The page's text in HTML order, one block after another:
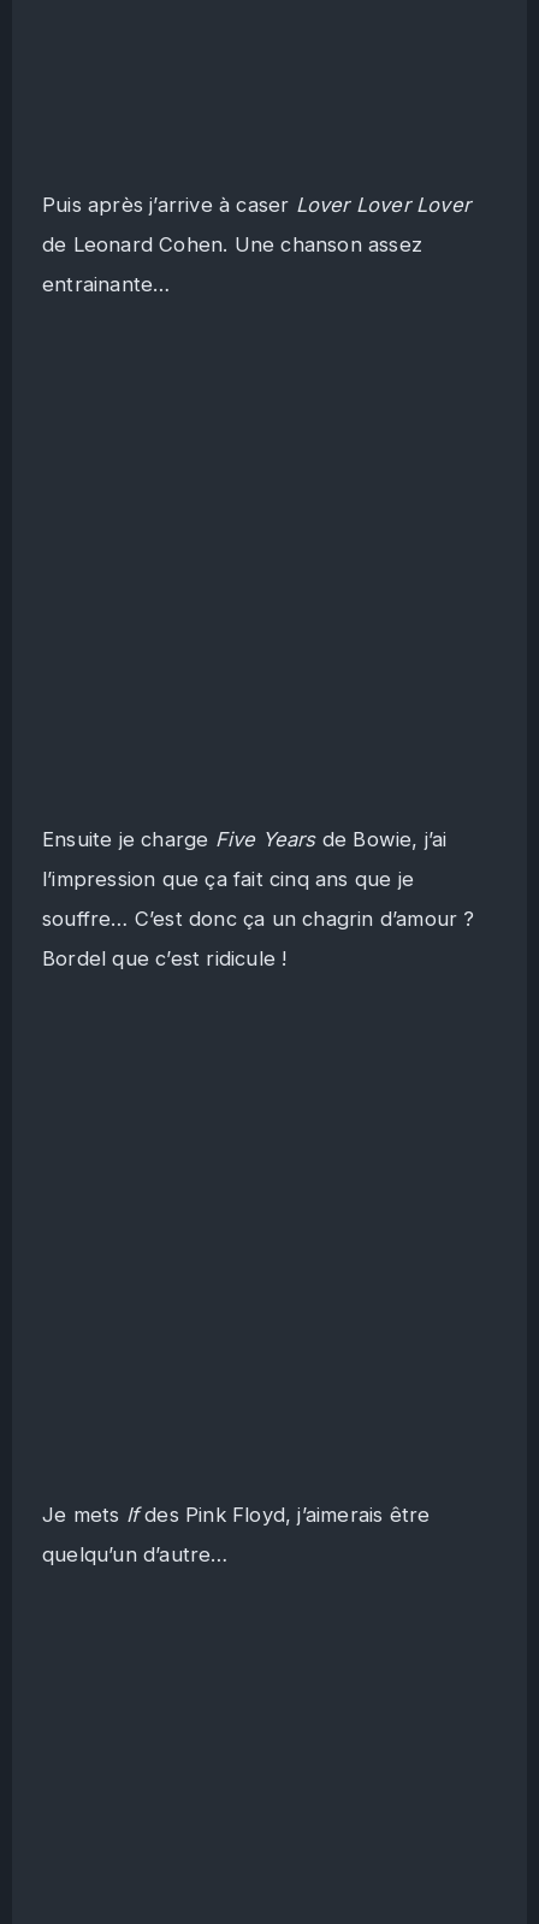
Puis après j’arrive à caser Lover Lover Lover
de Leonard Cohen. Une chanson assez
entrainante…
Ensuite je charge Five Yearsde Bowie, j’ai
l’impression que ça fait cinq ans que je
souffre… C’est donc ça un chagrin d’amour ?
Bordel que c’est ridicule !
Je mets Ifdes Pink Floyd, j’aimerais être
quelqu’un d’autre…